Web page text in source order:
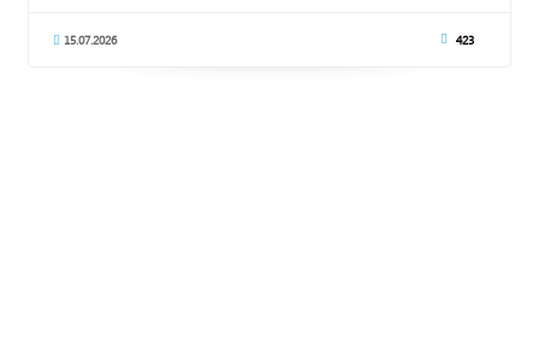
15.07.2026 423